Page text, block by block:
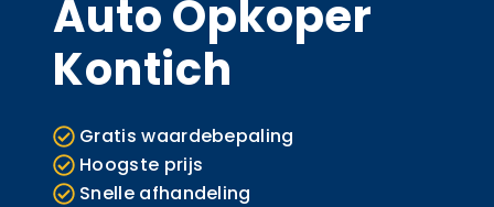
Auto Opkoper
Kontich
Gratis waardebepaling
Hoogste prijs
Snelle afhandeling